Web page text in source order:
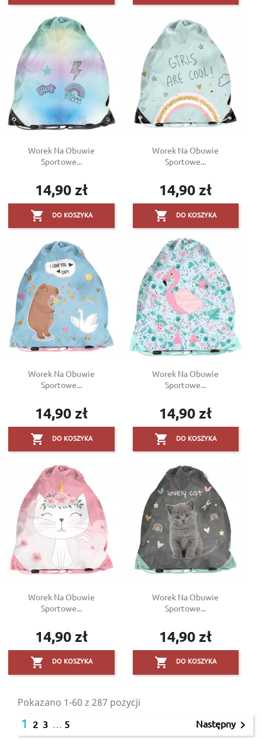
Worek Na Obuwie
Sportowe...
Cena
14,90 zł
 DO KOSZYKA
Worek Na Obuwie
Sportowe...
Cena
14,90 zł
 DO KOSZYKA
Worek Na Obuwie
Sportowe...
Cena
14,90 zł
 DO KOSZYKA
Worek Na Obuwie
Sportowe...
Cena
14,90 zł
 DO KOSZYKA
Worek Na Obuwie
Sportowe...
Cena
14,90 zł
 DO KOSZYKA
Worek Na Obuwie
Sportowe...
Cena
14,90 zł
 DO KOSZYKA
Pokazano 1-60 z 287 pozycji
1 2 3 … 5 Następny